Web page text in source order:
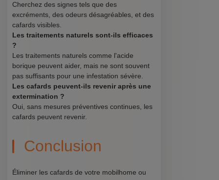
Cherchez des signes tels que des
excréments, des odeurs désagréables, et des
cafards visibles.
Les traitements naturels sont-ils efficaces
?
Les traitements naturels comme l'acide
borique peuvent aider, mais ne sont souvent
pas suffisants pour une infestation sévère.
Les cafards peuvent-ils revenir après une
extermination ?
Oui, sans mesures préventives continues, les
cafards peuvent revenir.
Conclusion
Éliminer les cafards de votre mobilhome ou